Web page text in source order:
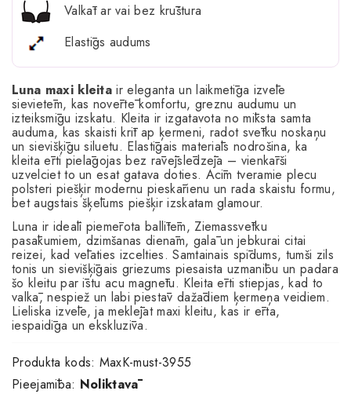
Valkāt ar vai bez krūštura
Elastīgs audums
Luna maxi kleita ir eleganta un laikmetīga izvēle
sievietēm, kas novērtē komfortu, greznu audumu un
izteiksmīgu izskatu. Kleita ir izgatavota no mīksta samta
auduma, kas skaisti krīt ap ķermeni, radot svētku noskaņu
un sievišķīgu siluetu. Elastīgais materiāls nodrošina, ka
kleita ērti pielāgojas bez rāvējslēdzēja – vienkārši
uzvelciet to un esat gatava doties. Acīm tveramie plecu
polsteri piešķir modernu pieskārienu un rada skaistu formu,
bet augstais šķēlums piešķir izskatam glamour.
Luna ir ideāli piemērota ballītēm, Ziemassvētku
pasākumiem, dzimšanas dienām, galā un jebkurai citai
reizei, kad vēlaties izcelties. Samtainais spīdums, tumši zils
tonis un sievišķīgais griezums piesaista uzmanību un padara
šo kleitu par īstu acu magnētu. Kleita ērti stiepjas, kad to
valkā, nespiež un labi piestāv dažādiem ķermeņa veidiem.
Lieliska izvēle, ja meklējat maxi kleitu, kas ir ērta,
iespaidīga un ekskluzīva.
Produkta kods: MaxK-must-3955
Pieejamība: Noliktavā